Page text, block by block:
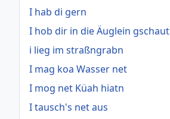
I hab di gern
I hob dir in die Äuglein gschaut
i lieg im straßngrabn
I mag koa Wasser net
I mog net Küah hiatn
I tausch's net aus